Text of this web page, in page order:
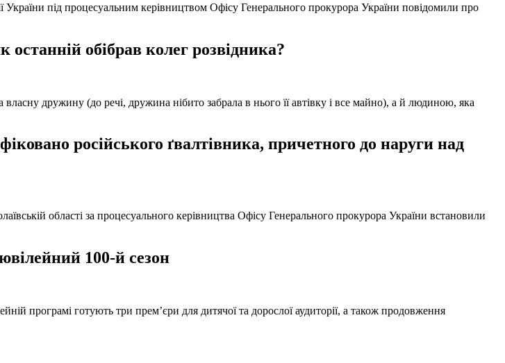
під процесуальним керівництвом Офісу Генерального прокурора України повідомили про
обібрав колег розвідника?
дружину (до речі, дружина нібито забрала в нього її автівку і все майно), а й людиною, яка
російського ґвалтівника, причетного до наруги над
області за процесуального керівництва Офісу Генерального прокурора України встановили
100-й сезон
програмі готують три прем’єри для дитячої та дорослої аудиторії, а також продовження